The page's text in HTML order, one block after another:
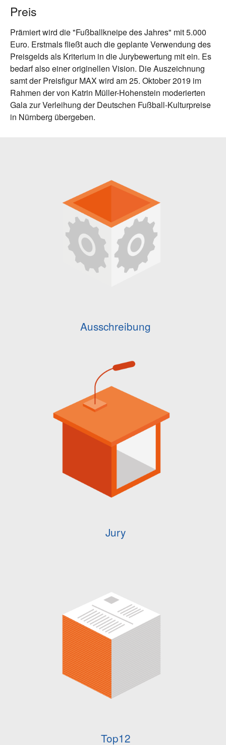
Preis
Prämiert wird die "Fußballkneipe des Jahres" mit 5.000
Euro. Erstmals fließt auch die geplante Verwendung des
Preisgelds als Kriterium in die Jurybewertung mit ein. Es
bedarf also einer originellen Vision. Die Auszeichnung
samt der Preisfigur MAX wird am 25. Oktober 2019 im
Rahmen der von Katrin Müller-Hohenstein moderierten
Gala zur Verleihung der Deutschen Fußball-Kulturpreise
in Nürnberg übergeben.
Ausschreibung
Jury
Top12